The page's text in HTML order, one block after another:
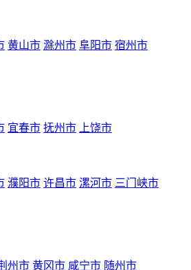
黄山市 滁州市 阜阳市 宿州市
宜春市 抚州市 上饶市
濮阳市 许昌市 漯河市 三门峡市
州市 黄冈市 咸宁市 随州市